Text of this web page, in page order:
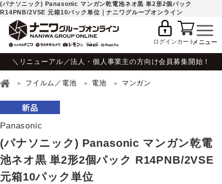
(パナソニック) Panasonic マンガン乾電池ネオ黒 単2形2個パック
R14PNB/2VSE 元箱10パック単位｜ナニワグループオンライン
ログインカート
＼リニューアル／法人・個人事業主の方向け会員募集開始！
フイルム／電池 電池 マンガン
Panasonic
(パナソニック) Panasonic マンガン乾電
池ネオ黒 単2形2個パック R14PNB/2VSE
元箱10パック単位